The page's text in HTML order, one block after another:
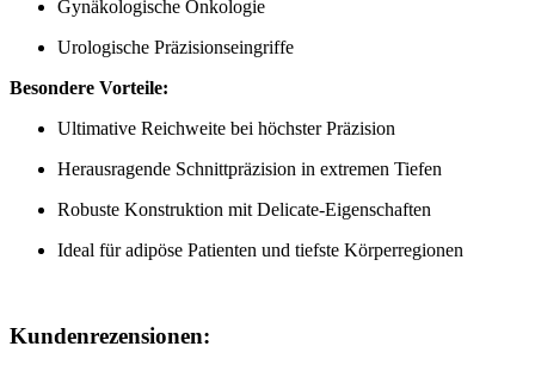
Gynäkologische Onkologie
Urologische Präzisionseingriffe
Besondere Vorteile:
Ultimative Reichweite bei höchster Präzision
Herausragende Schnittpräzision in extremen Tiefen
Robuste Konstruktion mit Delicate-Eigenschaften
Ideal für adipöse Patienten und tiefste Körperregionen
Kundenrezensionen: